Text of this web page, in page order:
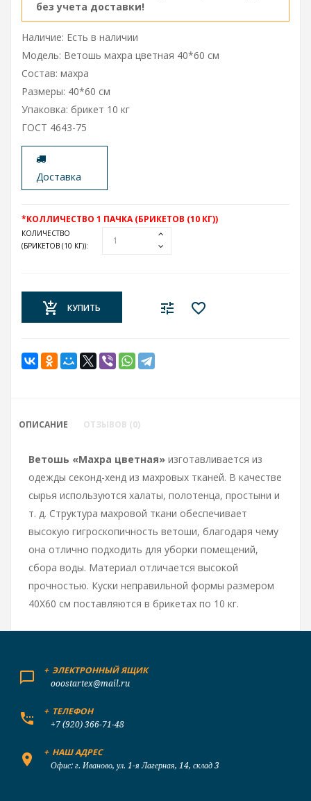
без учета доставки!
Наличие: Есть в наличии
Модель: Ветошь махра цветная 40*60 см
Состав: махра
Размеры: 40*60 см
Упаковка: брикет 10 кг
ГОСТ 4643-75
Доставка
*КОЛЛИЧЕСТВО 1 ПАЧКА (БРИКЕТОВ (10 КГ))
КОЛИЧЕСТВО
(БРИКЕТОВ (10 КГ)):
КУПИТЬ
ОПИСАНИЕ ОТЗЫВОВ (0)
Ветошь «Махра цветная» изготавливается из
одежды секонд-хенд из махровых тканей. В качестве
сырья используются халаты, полотенца, простыни и
т. д. Структура махровой ткани обеспечивает
высокую гигроскопичность ветоши, благодаря чему
она отлично подходить для уборки помещений,
сбора воды. Материал отличается высокой
прочностью. Куски неправильной формы размером
40Х60 см поставляются в брикетах по 10 кг.
+ ЭЛЕКТРОННЫЙ ЯЩИК
ooostartex@mail.ru
+ ТЕЛЕФОН
+7 (920) 366-71-48
+ НАШ АДРЕС
Офис: г. Иваново, ул. 1-я Лагерная, 14, склад 3